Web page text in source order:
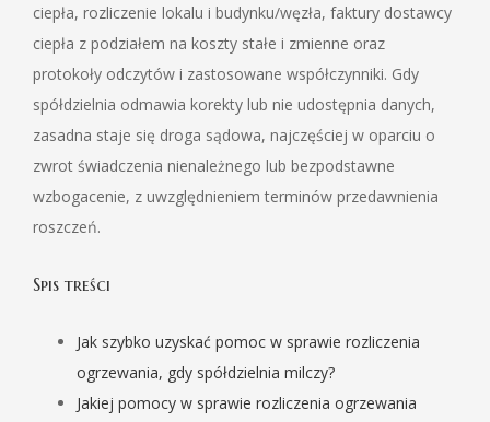
ciepła, rozliczenie lokalu i budynku/węzła, faktury dostawcy
ciepła z podziałem na koszty stałe i zmienne oraz
protokoły odczytów i zastosowane współczynniki. Gdy
spółdzielnia odmawia korekty lub nie udostępnia danych,
zasadna staje się droga sądowa, najczęściej w oparciu o
zwrot świadczenia nienależnego lub bezpodstawne
wzbogacenie, z uwzględnieniem terminów przedawnienia
roszczeń.
Spis treści
Jak szybko uzyskać pomoc w sprawie rozliczenia
ogrzewania, gdy spółdzielnia milczy?
Jakiej pomocy w sprawie rozliczenia ogrzewania